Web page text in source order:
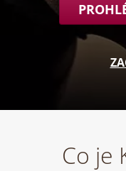
Co je